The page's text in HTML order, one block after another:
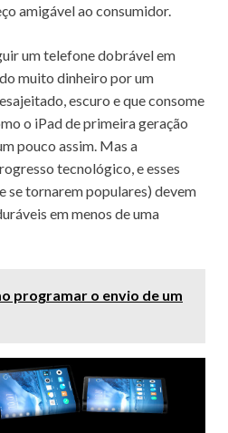
amigável ao consumidor.
um telefone dobrável em
muito dinheiro por um
escuro e que consome
o iPad de primeira geração
pouco assim. Mas a
tecnológico, e esses
se tornarem populares) devem
​​em menos de uma
programar o envio de um